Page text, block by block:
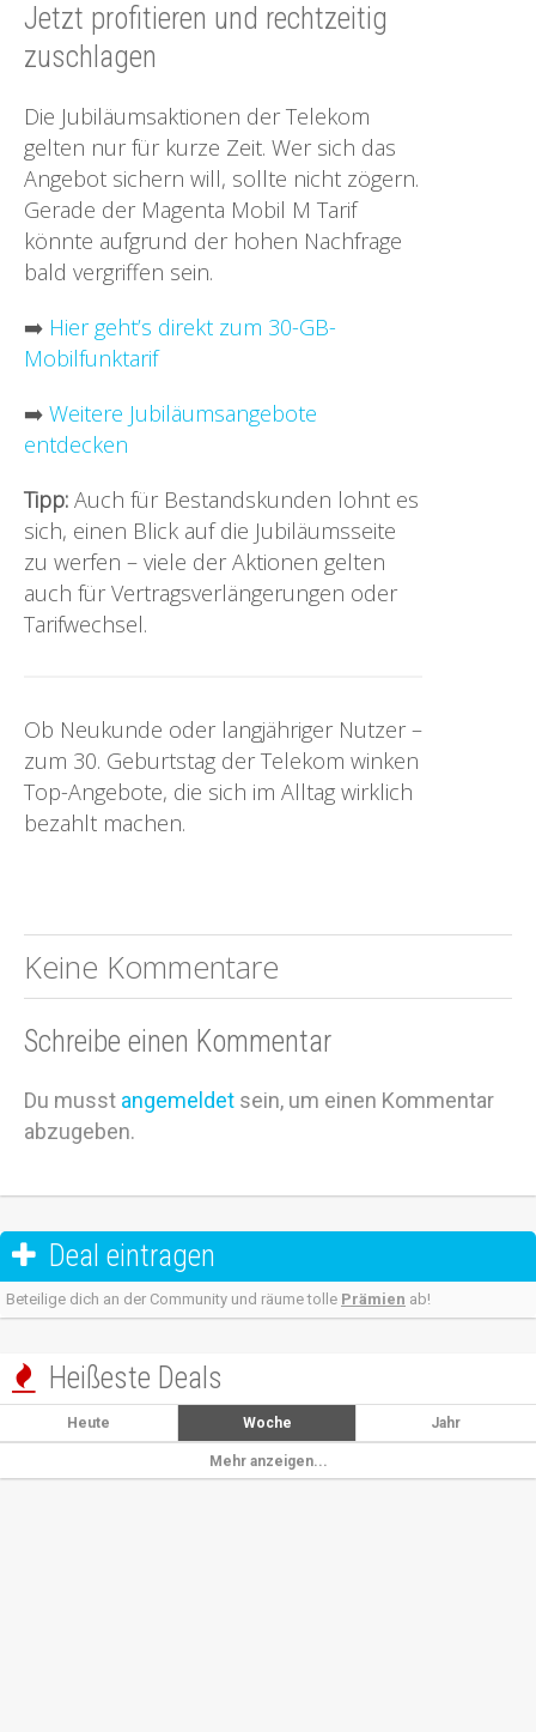
Jetzt profitieren und rechtzeitig
zuschlagen
Die Jubiläumsaktionen der Telekom
gelten nur für kurze Zeit. Wer sich das
Angebot sichern will, sollte nicht zögern.
Gerade der Magenta Mobil M Tarif
könnte aufgrund der hohen Nachfrage
bald vergriffen sein.
➡️ Hier geht’s direkt zum 30-GB-
Mobilfunktarif
➡️ Weitere Jubiläumsangebote
entdecken
Tipp: Auch für Bestandskunden lohnt es
sich, einen Blick auf die Jubiläumsseite
zu werfen – viele der Aktionen gelten
auch für Vertragsverlängerungen oder
Tarifwechsel.
Ob Neukunde oder langjähriger Nutzer –
zum 30. Geburtstag der Telekom winken
Top-Angebote, die sich im Alltag wirklich
bezahlt machen.
Keine Kommentare
Schreibe einen Kommentar
Du musst angemeldet sein, um einen Kommentar
abzugeben.
 Deal eintragen
Beteilige dich an der Community und räume tolle Prämien ab!
 Heißeste Deals
Heute Woche Jahr
Mehr anzeigen...